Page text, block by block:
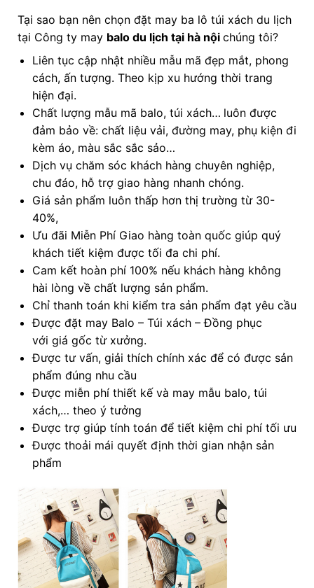
Tại sao bạn nên chọn đặt may ba lô túi xách du lịch
tại Công ty may balo du lịch tại hà nội chúng tôi?
Liên tục cập nhật nhiều mẫu mã đẹp mắt, phong
cách, ấn tượng. Theo kịp xu hướng thời trang
hiện đại.
Chất lượng mẫu mã balo, túi xách… luôn được
đảm bảo về: chất liệu vải, đường may, phụ kiện đi
kèm áo, màu sắc sắc sảo…
Dịch vụ chăm sóc khách hàng chuyên nghiệp,
chu đáo, hỗ trợ giao hàng nhanh chóng.
Giá sản phẩm luôn thấp hơn thị trường từ 30-
40%,
Ưu đãi Miễn Phí Giao hàng toàn quốc giúp quý
khách tiết kiệm được tối đa chi phí.
Cam kết hoàn phí 100% nếu khách hàng không
hài lòng về chất lượng sản phẩm.
Chỉ thanh toán khi kiểm tra sản phẩm đạt yêu cầu
Được đặt may Balo – Túi xách – Đồng phục
với giá gốc từ xưởng.
Được tư vấn, giải thích chính xác để có được sản
phẩm đúng nhu cầu
Được miễn phí thiết kế và may mẫu balo, túi
xách,… theo ý tưởng
Được trợ giúp tính toán để tiết kiệm chi phí tối ưu
Được thoải mái quyết định thời gian nhận sản
phẩm